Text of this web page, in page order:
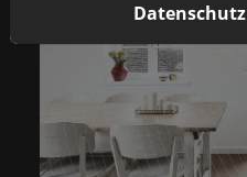
Datenschutz